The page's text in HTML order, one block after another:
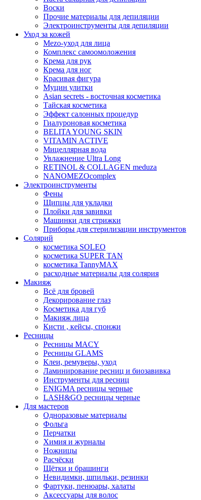
Воски
Прочие материалы для депиляции
Электроинструменты для депиляции
Уход за кожей
Mezo-уход для лица
Комплекс самоомоложения
Крема для рук
Крема для ног
Красивая фигура
Муцин улитки
Asian seсrets - восточная косметика
Тайская косметика
Эффект салонных процедур
Гиалуроновая косметика
BELITA YOUNG SKIN
VITAMIN ACTIVE
Мицеллярная вода
Увлажнение Ultra Long
RETINOL & COLLAGEN meduza
NANOMEZOcomplex
Электроинструменты
Фены
Щипцы для укладки
Плойки для завивки
Машинки для стрижки
Приборы для стерилизации инструментов
Солярий
косметика SOLEO
косметика SUPER TAN
косметика TannyMAX
расходные материалы для солярия
Макияж
Всё для бровей
Декорирование глаз
Косметика для губ
Макияж лица
Кисти , кейсы, спонжи
Ресницы
Ресницы MACY
Ресницы GLAMS
Клеи, ремуверы, уход
Ламинирование ресниц и биозавивка
Инструменты для ресниц
ENIGMA ресницы черные
LASH&GO ресницы черные
Для мастеров
Одноразовые материалы
Фольга
Перчатки
Химия и журналы
Ножницы
Расчёски
Щётки и брашинги
Невидимки, шпильки, резинки
Фартуки, пенюары, халаты
Аксессуары для волос